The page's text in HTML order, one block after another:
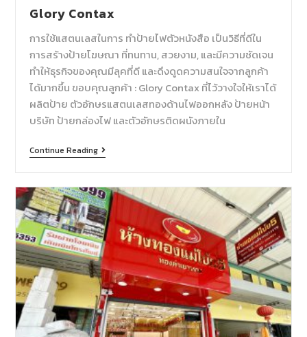
Glory Contax
การใช้แสตนเลสในการ ทำป้ายไฟตัวหนังสือ เป็นวิธีที่ดีใน
การสร้างป้ายโฆษณา ที่ทนทาน, สวยงาม, และมีความชัดเจน
ทำให้ธุรกิจของคุณมีลุคที่ดี และดึงดูดความสนใจจากลูกค้า
ได้มากขึ้น ขอบคุณลูกค้า : Glory Contax ที่ไว้วางใจให้เราได้
ผลิตป้าย ตัวอักษรแสตนเลสทองด้านไฟออกหลัง ป้ายหน้า
บริษัท ป้ายกล่องไฟ และตัวอักษรติดผนังภายใน
Continue Reading